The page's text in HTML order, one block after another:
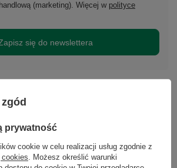
(marketing). Więcej w polityce
się do newslettera
prywatność
cookie w celu realizacji usług zgodnie z
. Możesz określić warunki